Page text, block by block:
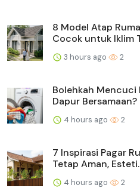
8 Model Atap
Cocok untuk Iklim
3 hours ago 2
Bolehkah Mencuci
Dapur Bersamaan?
4 hours ago 2
7 Inspirasi Pagar
Tetap Aman,
4 hours ago 2